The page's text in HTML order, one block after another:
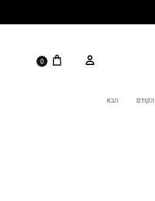
0
Product
הקודם הבא